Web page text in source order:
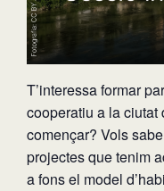
T’interessa formar
cooperatiu a la ciutat
començar? Vols
projectes que tenim
a fons el model